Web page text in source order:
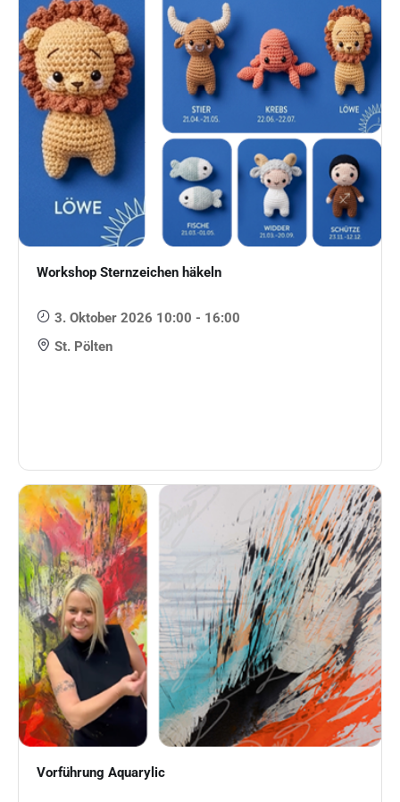
Workshop Sternzeichen häkeln
3. Oktober 2026 10:00 - 16:00
St. Pölten
Vorführung Aquarylic